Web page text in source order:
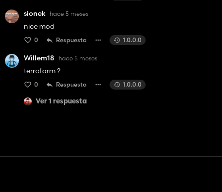
sionek hace 5 meses
nice mod
0 Respuesta 1.0.0.0
Willem18 hace 5 meses
terrafarm ?
0 Respuesta 1.0.0.0
Ver 1 respuesta